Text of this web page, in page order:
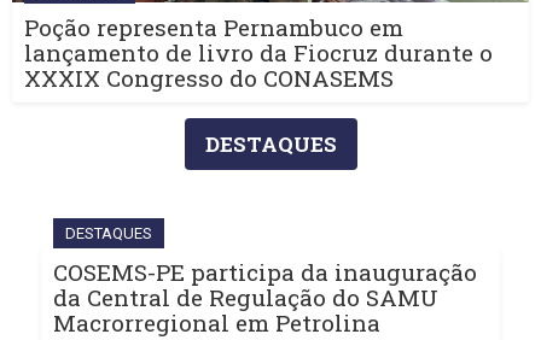
Poção representa Pernambuco em
lançamento de livro da Fiocruz durante o
XXXIX Congresso do CONASEMS
DESTAQUES
DESTAQUES
COSEMS-PE participa da inauguração
da Central de Regulação do SAMU
Macrorregional em Petrolina